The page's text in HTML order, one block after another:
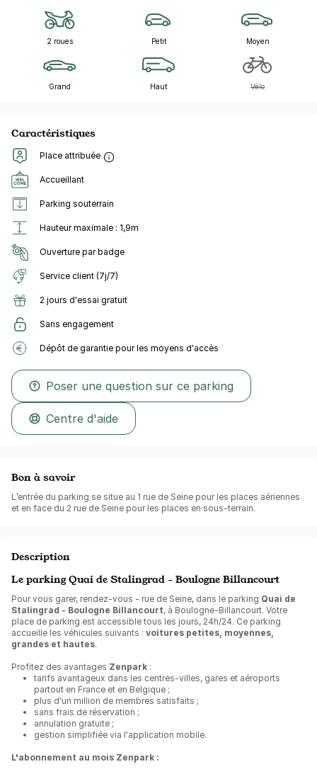
2 roues Petit Moyen
Grand Haut Vélo
Caractéristiques
Place attribuée
Accueillant
Parking souterrain
Hauteur maximale : 1,9m
Ouverture par badge
Service client (7j/7)
2 jours d'essai gratuit
Sans engagement
Dépôt de garantie pour les moyens d'accès
Poser une question sur ce parking
Centre d'aide
Bon à savoir
L’entrée du parking se situe au 1 rue de Seine pour les places aériennes
et en face du 2 rue de Seine pour les places en sous-terrain.
Description
Le parking Quai de Stalingrad - Boulogne Billancourt
Pour vous garer, rendez-vous - rue de Seine, dans le parking Quai de
Stalingrad - Boulogne Billancourt, à Boulogne-Billancourt. Votre
place de parking est accessible tous les jours, 24h/24. Ce parking
accueille les véhicules suivants : voitures petites, moyennes,
grandes et hautes.
Profitez des avantages Zenpark :
tarifs avantageux dans les centres-villes, gares et aéroports
partout en France et en Belgique ;
plus d'un million de membres satisfaits ;
sans frais de réservation ;
annulation gratuite ;
gestion simplifiée via l'application mobile.
L'abonnement au mois Zenpark :